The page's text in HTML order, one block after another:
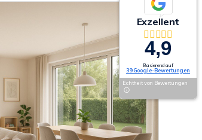
Exzellent
4,9
Basierend auf
39 Google-Bewertungen
Echtheit von Bewertungen